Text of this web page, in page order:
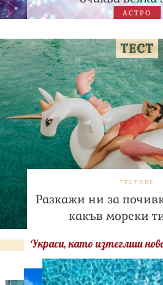
АСТРО
ТЕСТОВЕ
Разкажи ни за
какъв морски
Украси, като изтеглиш